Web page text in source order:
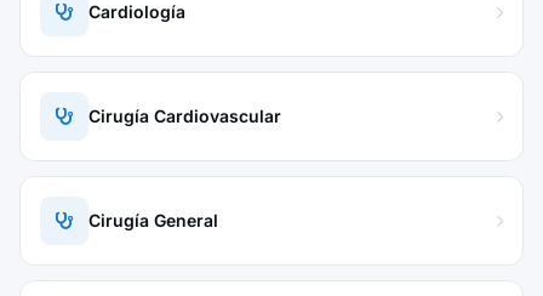
Cardiología
Cirugía Cardiovascular
Cirugía General